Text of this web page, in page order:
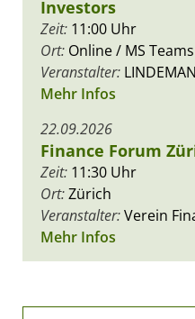
Investors
Zeit: 11:00 Uhr
Ort: Online / MS Teams
Veranstalter:
Mehr Infos
22.09.2026
Finance Forum
Zeit: 11:30 Uhr
Ort:Zürich
Veranstalter:Verein
Mehr Infos